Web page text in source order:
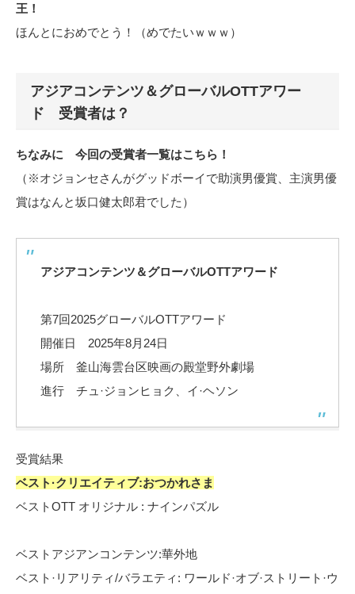
王！
ほんとにおめでとう！（めでたいｗｗｗ）
アジアコンテンツ＆グローバルOTTアワー
ド 受賞者は？
ちなみに 今回の受賞者一覧はこちら！
（※オジョンセさんがグッドボーイで助演男優賞、主演男優
賞はなんと坂口健太郎君でした）
アジアコンテンツ＆グローバルOTTアワード
第7回2025グローバルOTTアワード
開催日 2025年8月24日
場所 釜山海雲台区映画の殿堂野外劇場
進行 チュ·ジョンヒョク、イ·ヘソン
受賞結果
ベスト·クリエイティブ:おつかれさま
ベストOTT オリジナル : ナインパズル
ベストアジアンコンテンツ:華外地
ベスト·リアリティ/バラエティ: ワールド·オブ·ストリート·ウ